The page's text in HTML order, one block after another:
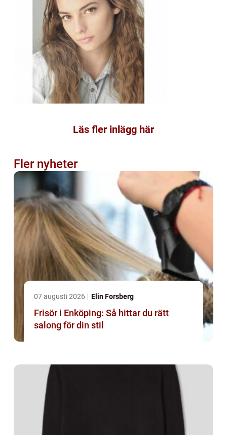
Läs fler inlägg här
Fler nyheter
07 augusti 2026 Elin Forsberg
Frisör i Enköping: Så hittar du rätt
salong för din stil